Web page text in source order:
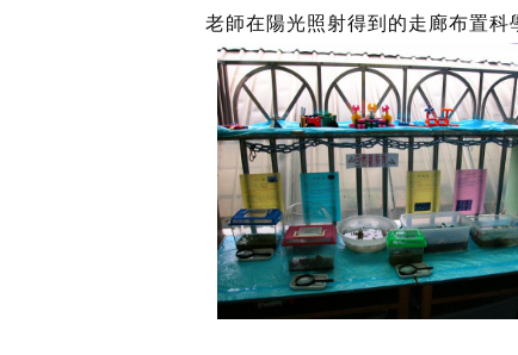
老師在陽光照射得到的走廊布置